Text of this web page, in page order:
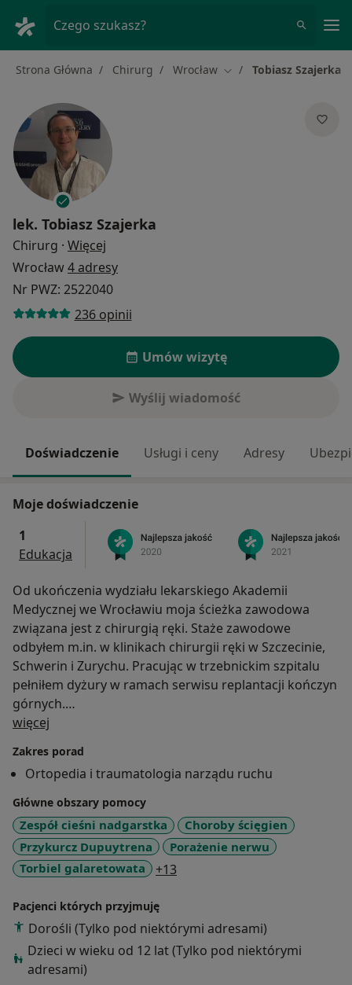
Czego szukasz?
Strona Główna Chirurg Wrocław Zmień miasto
Tobiasz Szajerka
lek. Tobiasz Szajerka
Chirurg · Więcej
Wrocław4 adresy
Nr PWZ: 2522040
236 opinii
Umów wizytę
Wyślij wiadomość
Doświadczenie Usługi i ceny Adresy
Moje doświadczenie
1
Edukacja
Od ukończenia wydziału lekarskiego Akademii
Medycznej we Wrocławiu moja ścieżka zawodowa
związana jest z chirurgią ręki. Staże zawodowe
odbyłem m.in. w klinikach chirurgii ręki w Szczecinie,
Schwerin i Zurychu. Pracując w trzebnickim szpitalu
pełniłem dyżury w ramach serwisu replantacji kończyn
górnych.
Mój profil zawodowy obejmuje leczenie chorób kości,
spośród których najczęstsze to: zespół cieśni kanału
nadgarstka, palce zatrzaskujące, choroba Dupuytrena,
zwyrodnienia stawów ręki, złamania i stawy rzekome
kości łódeczkowatej, torbiele galaretowate (gangliony)
i guzki, urazy ścięgien w zakresie ręki, choroba
DeQuervaine oraz łokieć tenisisty i golfisty. W terapii
stosuję metody zachowawcze (PRP i blokady
hydrodekompresja cieśni kanału nadgarstka) oraz
operacyjne.
więcej
Zakres porad
Ortopedia i traumatologia narządu ruchu
Główne obszary pomocy
Zespół cieśni nadgarstka
Choroby ścięgien
Przykurcz Dupuytrena
Porażenie nerwu
Torbiel galaretowata
+13
Pacjenci których przyjmuję
Dorośli (Tylko pod niektórymi adresami)
Dzieci w wieku od 12 lat (Tylko pod niektórymi
adresami)